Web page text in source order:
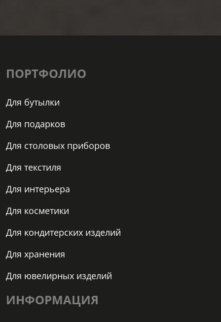
ПОРТФОЛИО
Для бутылки
Для подарков
Для столовых приборов
Для текстиля
Для интерьера
Для косметики
Для кондитерских изделий
Для хранения
Для ювелирных изделий
ИНФОРМАЦИЯ